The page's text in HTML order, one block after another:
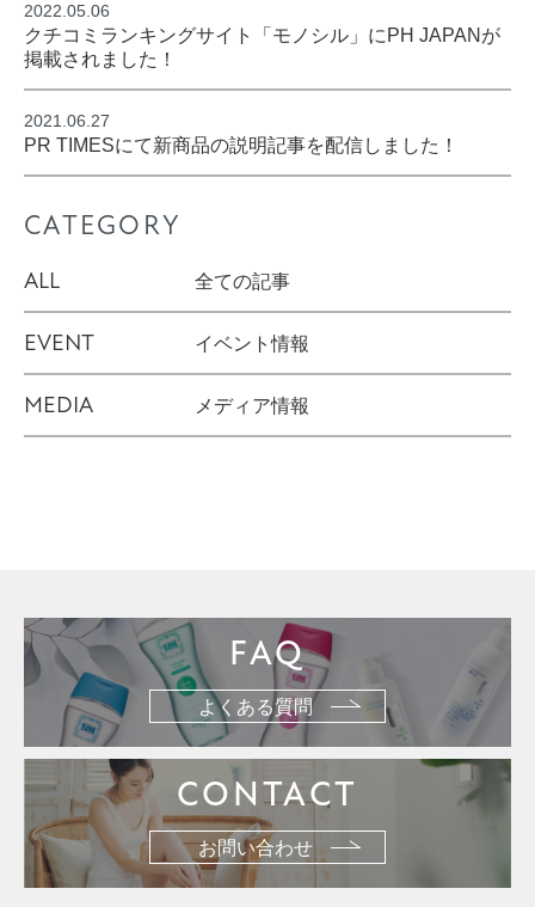
2022.05.06
クチコミランキングサイト「モノシル」にPH JAPANが
掲載されました！
2021.06.27
PR TIMESにて新商品の説明記事を配信しました！
CATEGORY
ALL 全ての記事
EVENT イベント情報
MEDIA メディア情報
FAQ
よくある質問
CONTACT
お問い合わせ